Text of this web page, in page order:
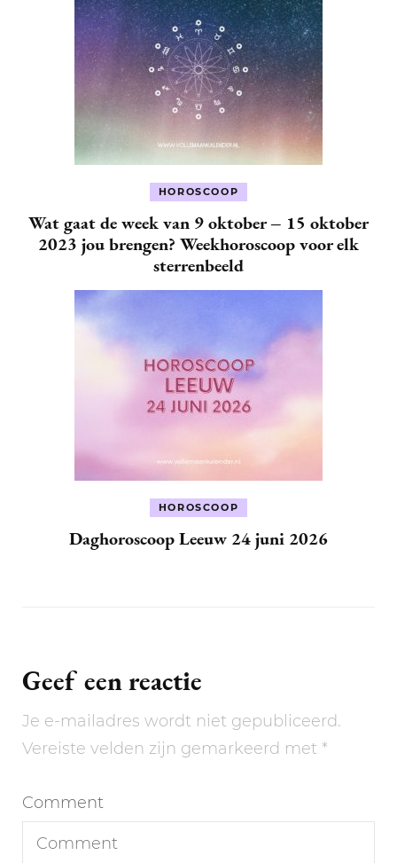
HOROSCOOP
Wat gaat de week van 9 oktober – 15 oktober
2023 jou brengen? Weekhoroscoop voor elk
sterrenbeeld
HOROSCOOP
Daghoroscoop Leeuw 24 juni 2026
Geef een reactie
Je e-mailadres wordt niet gepubliceerd.
Vereiste velden zijn gemarkeerd met *
Comment